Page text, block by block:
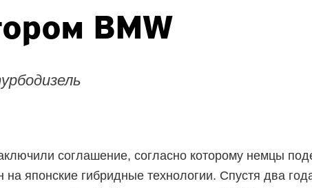
BMW
соглашение, согласно которому немцы
японские гибридные технологии. Спустя два